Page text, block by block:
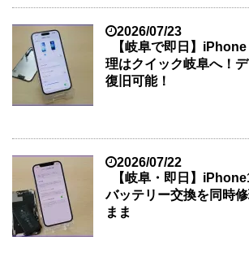
2026/07/23
【岐阜で即日】
理はクイック岐阜へ！
復旧可能！
2026/07/22
【岐阜・即日】
バッテリー交換を同時
まま